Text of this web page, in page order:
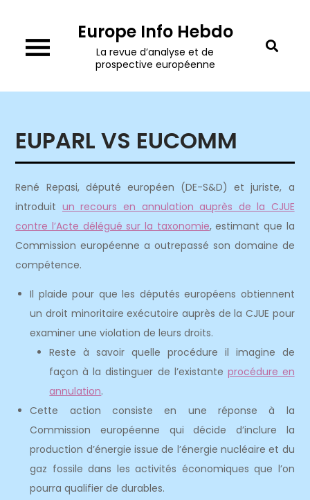
content
Europe Info Hebdo
La revue d’analyse et de
prospective européenne
EUPARL VS EUCOMM
René Repasi, député européen (DE-S&D) et juriste, a
introduit un recours en annulation auprès de la CJUE
contre l’Acte délégué sur la taxonomie, estimant que la
Commission européenne a outrepassé son domaine de
compétence.
Il plaide pour que les députés européens obtiennent
un droit minoritaire exécutoire auprès de la CJUE pour
examiner une violation de leurs droits.
Reste à savoir quelle procédure il imagine de
façon à la distinguer de l’existante procédure en
annulation.
Cette action consiste en une réponse à la
Commission européenne qui décide d’inclure la
production d’énergie issue de l’énergie nucléaire et du
gaz fossile dans les activités économiques que l’on
pourra qualifier de durables.